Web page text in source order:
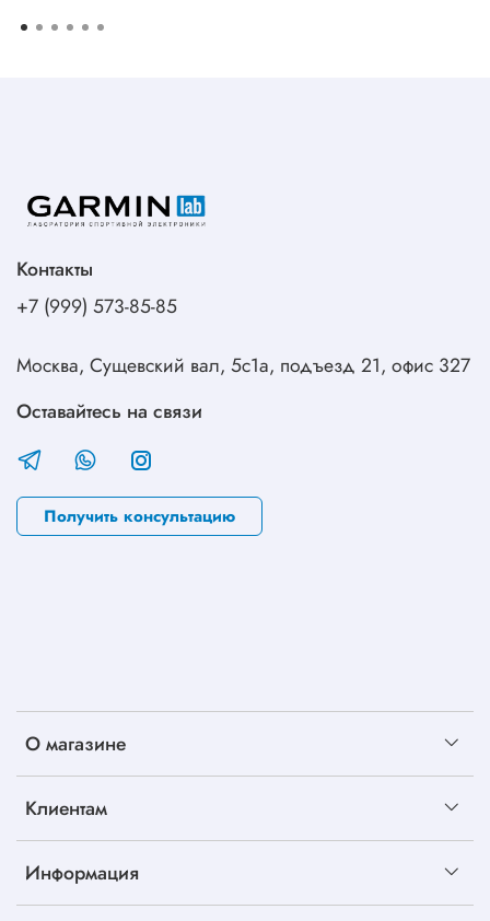
О магазине
Клиентам
Информация
Контакты
+7 (999) 573-85-85
Москва, Сущевский вал, 5с1а, подъезд 21, офис 327
Оставайтесь на связи
Получить консультацию